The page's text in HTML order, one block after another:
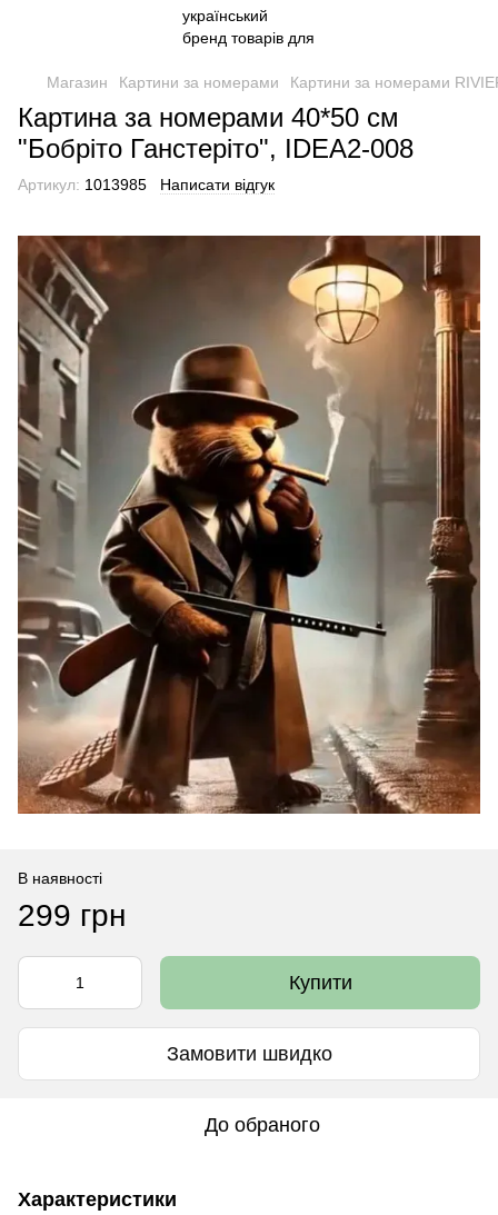
Магазин Картини за номерами Картини за номерами
Картина за номерами 40*50 см
"Бобріто Ганстеріто", IDEA2-008
Артикул: 1013985 Написати відгук
В наявності
299 грн
Купити
Замовити швидко
До обраного
Характеристики